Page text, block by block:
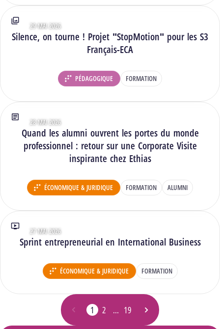
Silence, on tourne ! Projet "StopMotion" pour les S3
Français-ECA
Type : Photos
29 MAI 2026
DÉPARTEMENT :
PÉDAGOGIQUE FORMATION
Quand les alumni ouvrent les portes du monde
professionnel : retour sur une Corporate Visite
inspirante chez Ethias
Type : Articles
28 MAI 2026
DÉPARTEMENT :
ÉCONOMIQUE & JURIDIQUE FORMATION ALUMNI
Sprint entrepreneurial en International Business
Type : Vidéos
27 MAI 2026
DÉPARTEMENT :
ÉCONOMIQUE & JURIDIQUE FORMATION
Page précédente
Page
1
- Page actuelle
Page
2 …
Page
19
Page suivante